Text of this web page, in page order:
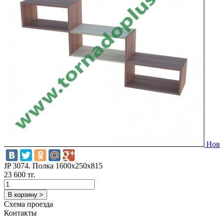
JP 3074. Полка 1600x250x815
23 600 тг.
В корзину >
Схема проезда
Контакты